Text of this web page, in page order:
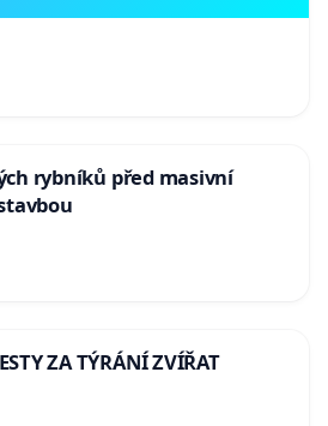
rybníků před masivní
ZA TÝRÁNÍ ZVÍŘAT